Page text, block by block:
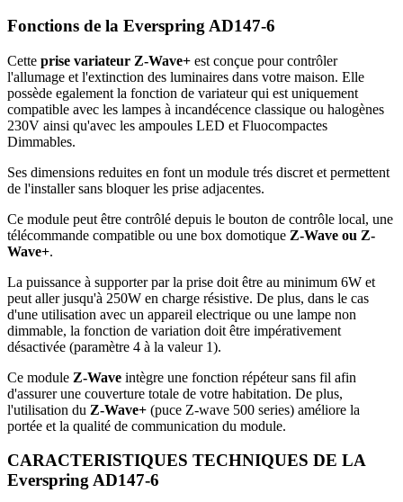
Fonctions de la Everspring AD147-6
Cette prise variateur Z-Wave+ est conçue pour contrôler
l'allumage et l'extinction des luminaires dans votre maison. Elle
possède egalement la fonction de variateur qui est uniquement
compatible avec les lampes à incandécence classique ou halogènes
230V ainsi qu'avec les ampoules LED et Fluocompactes
Dimmables.
Ses dimensions reduites en font un module trés discret et permettent
de l'installer sans bloquer les prise adjacentes.
Ce module peut être contrôlé depuis le bouton de contrôle local, une
télécommande compatible ou une box domotique Z-Wave ou Z-
Wave+.
La puissance à supporter par la prise doit être au minimum 6W et
peut aller jusqu'à 250W en charge résistive. De plus, dans le cas
d'une utilisation avec un appareil electrique ou une lampe non
dimmable, la fonction de variation doit être impérativement
désactivée (paramètre 4 à la valeur 1).
Ce module Z-Wave intègre une fonction répéteur sans fil afin
d'assurer une couverture totale de votre habitation. De plus,
l'utilisation du Z-Wave+ (puce Z-wave 500 series) améliore la
portée et la qualité de communication du module.
CARACTERISTIQUES TECHNIQUES DE LA
Everspring AD147-6